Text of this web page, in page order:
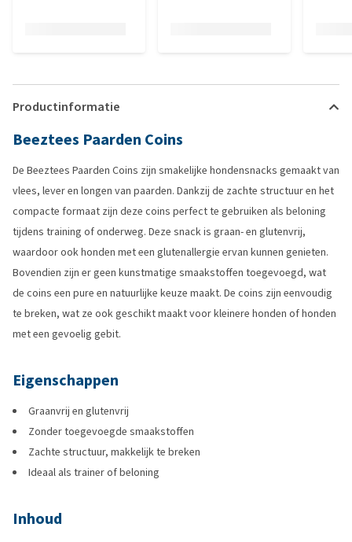
Productinformatie
Beeztees Paarden Coins
De Beeztees Paarden Coins zijn smakelijke hondensnacks gemaakt van
vlees, lever en longen van paarden. Dankzij de zachte structuur en het
compacte formaat zijn deze coins perfect te gebruiken als beloning
tijdens training of onderweg. Deze snack is graan- en glutenvrij,
waardoor ook honden met een glutenallergie ervan kunnen genieten.
Bovendien zijn er geen kunstmatige smaakstoffen toegevoegd, wat
de coins een pure en natuurlijke keuze maakt. De coins zijn eenvoudig
te breken, wat ze ook geschikt maakt voor kleinere honden of honden
met een gevoelig gebit.
Eigenschappen
Graanvrij en glutenvrij
Zonder toegevoegde smaakstoffen
Zachte structuur, makkelijk te breken
Ideaal als trainer of beloning
Inhoud